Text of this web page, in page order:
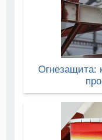
Огнезащита: